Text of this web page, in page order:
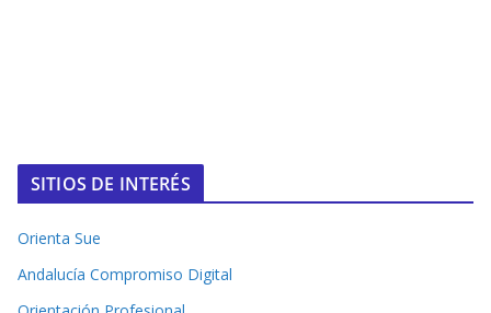
SITIOS DE INTERÉS
Orienta Sue
Andalucía Compromiso Digital